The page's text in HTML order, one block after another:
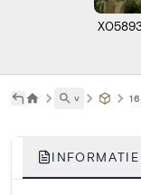
˅
INFORMATIE